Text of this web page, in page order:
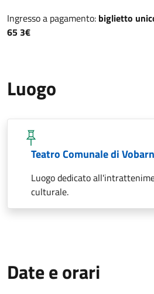
Ingressoa pagamento: biglietto
65 3€
Luogo
Teatro Comunale di
Luogo dedicato
culturale.
Date e orari